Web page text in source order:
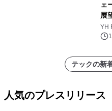
ェ
展
YH
テックの新
人気のプレスリリース